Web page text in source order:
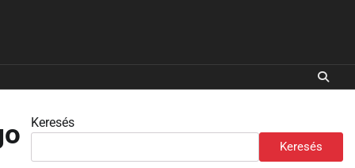
Keresés
Keresés